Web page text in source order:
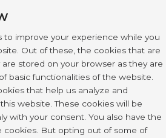
to improve your experience while you
Out of these, the cookies that are
stored on your browser as they are
basic functionalities of the website.
that help us analyze and
website. These cookies will be
with your consent. You also have the
But opting out of some of